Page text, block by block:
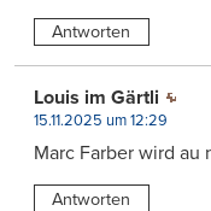
Antworten
Louis im Gärtli
15.11.2025 um 12:29
Marc Farber wird au
Antworten